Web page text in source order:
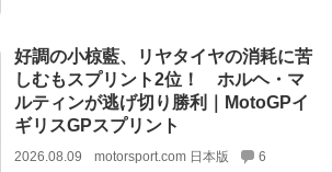
好調の小椋藍、リヤタイヤの消耗に苦
しむもスプリント2位！ ホルヘ・マ
ルティンが逃げ切り勝利｜MotoGPイ
ギリスGPスプリント
2026.08.09 motorsport.com 日本版 6